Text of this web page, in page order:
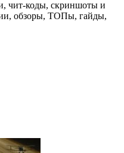
чит-коды, скриншоты и
обзоры, ТОПы, гайды,